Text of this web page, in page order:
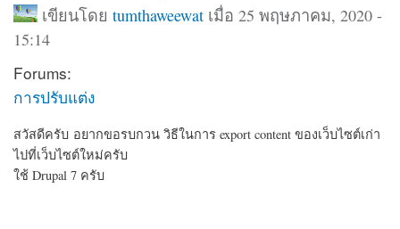
เขียนโดย tumthaweewatเมื่อ 25 พฤษภาคม, 2020 -
15:14
Forums:
การปรับแต่ง
สวัสดีครับ อยากขอรบกวน วิธีในการ export content ของเว็บไซต์เก่า
ไปที่เว็บไซต์ใหม่ครับ
ใช้ Drupal 7 ครับ